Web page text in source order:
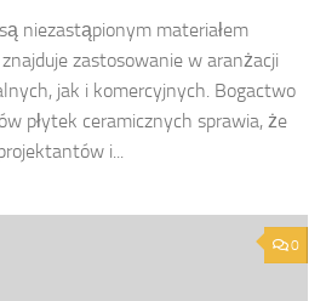
niezastąpionym materiałem
zastosowanie w aranżacji
jak i komercyjnych. Bogactwo
płytek ceramicznych sprawia, że
i...
0